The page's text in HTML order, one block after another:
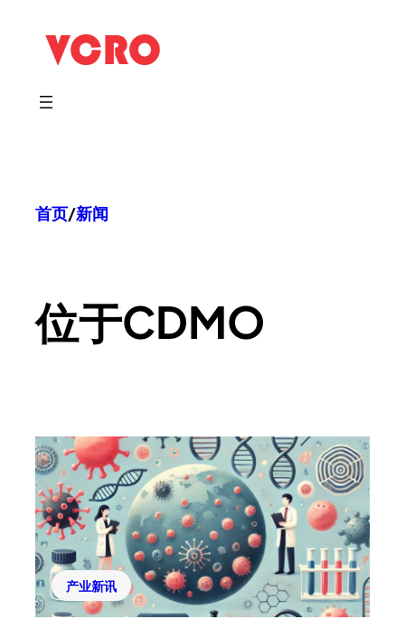
首页/新闻
位于CDMO
产业新讯